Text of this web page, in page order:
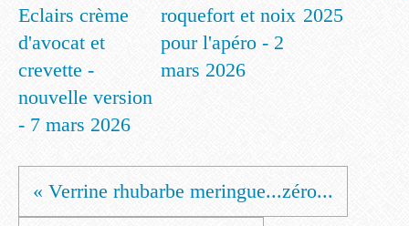
Eclairs crème
d'avocat et
crevette -
nouvelle version
- 7 mars 2026
roquefort et noix
pour l'apéro - 2
mars 2026
2025
« Verrine rhubarbe meringue...zéro...